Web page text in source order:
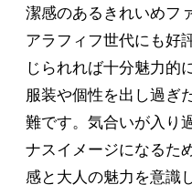
潔感のあるきれいめフ
アラフィフ世代にも好
じられれば十分魅力的
服装や個性を出し過ぎ
難です。気合いが入り
ナスイメージになるた
感と大人の魅力を意識